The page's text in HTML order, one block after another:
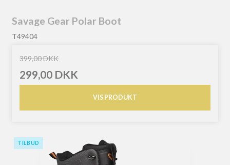
Savage Gear Polar Boot
T49404
399,00 DKK
299,00 DKK
VIS PRODUKT
TILBUD